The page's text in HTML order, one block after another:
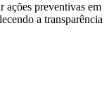
ações preventivas em
a transparência